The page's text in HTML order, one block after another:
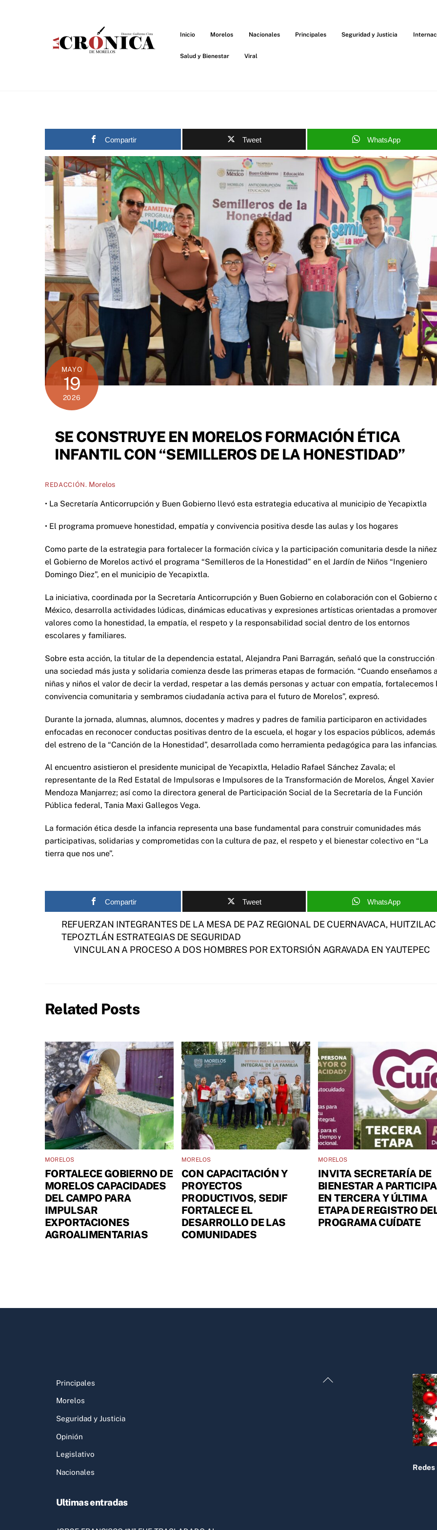
Inicio Morelos Nacionales Principales Seguridad y Justicia
Salud y Bienestar Viral
Compartir Tweet WhatsApp
MAYO
19
2026
SE CONSTRUYE EN MORELOS FORMACIÓN ÉTICA
INFANTIL CON “SEMILLEROS DE LA HONESTIDAD”
REDACCIÓN. Morelos
• La Secretaría Anticorrupción y Buen Gobierno llevó esta estrategia educativa al municipio de Yecapixtla
• El programa promueve honestidad, empatía y convivencia positiva desde las aulas y los hogares
Como parte de la estrategia para fortalecer la formación cívica y la participación comunitaria desde la
el Gobierno de Morelos activó el programa “Semilleros de la Honestidad” en el Jardín de Niños “Ingeniero
Domingo Diez”, en el municipio de Yecapixtla.
La iniciativa, coordinada por la Secretaría Anticorrupción y Buen Gobierno en colaboración con el Gobierno
México, desarrolla actividades lúdicas, dinámicas educativas y expresiones artísticas orientadas a promover
valores como la honestidad, la empatía, el respeto y la responsabilidad social dentro de los entornos
escolares y familiares.
Sobre esta acción, la titular de la dependencia estatal, Alejandra Pani Barragán, señaló que la construcción
una sociedad más justa y solidaria comienza desde las primeras etapas de formación. “Cuando enseñamos
niñas y niños el valor de decir la verdad, respetar a las demás personas y actuar con empatía, fortalecemos
convivencia comunitaria y sembramos ciudadanía activa para el futuro de Morelos”, expresó.
Durante la jornada, alumnas, alumnos, docentes y madres y padres de familia participaron en actividades
enfocadas en reconocer conductas positivas dentro de la escuela, el hogar y los espacios públicos, además
del estreno de la “Canción de la Honestidad”, desarrollada como herramienta pedagógica para las
Al encuentro asistieron el presidente municipal de Yecapixtla, Heladio Rafael Sánchez Zavala; el
representante de la Red Estatal de Impulsoras e Impulsores de la Transformación de Morelos, Ángel Xavier
Mendoza Manjarrez; así como la directora general de Participación Social de la Secretaría de la Función
Pública federal, Tania Maxi Gallegos Vega.
La formación ética desde la infancia representa una base fundamental para construir comunidades más
participativas, solidarias y comprometidas con la cultura de paz, el respeto y el bienestar colectivo en “La
tierra que nos une”.
Compartir Tweet WhatsApp
REFUERZAN INTEGRANTES DE LA MESA DE PAZ REGIONAL DE CUERNAVACA, HUITZILAC
TEPOZTLÁN ESTRATEGIAS DE SEGURIDAD
VINCULAN A PROCESO A DOS HOMBRES POR EXTORSIÓN AGRAVADA EN YAUTEPEC
Related Posts
MORELOS
FORTALECE GOBIERNO DE
MORELOS CAPACIDADES
DEL CAMPO PARA
IMPULSAR
EXPORTACIONES
AGROALIMENTARIAS
MORELOS
CON CAPACITACIÓN Y
PROYECTOS
PRODUCTIVOS, SEDIF
FORTALECE EL
DESARROLLO DE LAS
COMUNIDADES
MORELOS
INVITA SECRETARÍA DE
BIENESTAR A
EN TERCERA Y ÚLTIMA
ETAPA DE REGISTRO
PROGRAMA CUÍDATE
Back
Principales
Morelos
Seguridad y Justicia
Opinión
Legislativo
Nacionales
Ultimas entradas